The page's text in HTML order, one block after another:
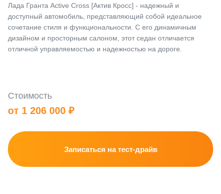
Лада Гранта Active Cross [Актив Кросс] - надежный и
доступный автомобиль, представляющий собой идеальное
сочетание стиля и функциональности. С его динамичным
дизайном и просторным салоном, этот седан отличается
отличной управляемостью и надежностью на дороге.
Стоимость
от 1 206 000 ₽
Записаться на тест-драйв